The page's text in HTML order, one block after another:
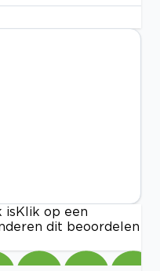
is Klik op een
dit beoordelen